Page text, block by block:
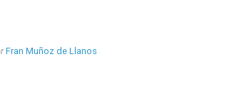
Fran Muñoz de Llanos